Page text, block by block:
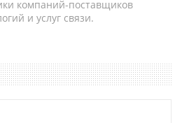
компаний-поставщиков
и услуг связи.